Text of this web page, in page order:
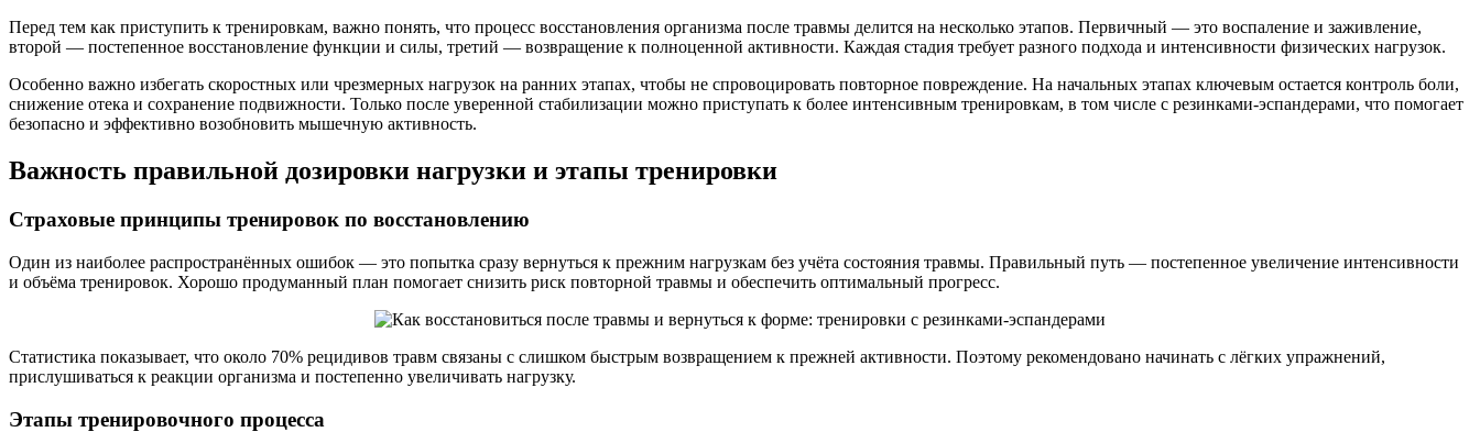
Перед тем как приступить к тренировкам, важно понять, что процесс восстановления организма после травмы делится на несколько этапов. Первичный — это воспаление и заживление,
второй — постепенное восстановление функции и силы, третий — возвращение к полноценной активности. Каждая стадия требует разного подхода и интенсивности физических нагрузок.
Особенно важно избегать скоростных или чрезмерных нагрузок на ранних этапах, чтобы не спровоцировать повторное повреждение. На начальных этапах ключевым остается контроль боли,
снижение отека и сохранение подвижности. Только после уверенной стабилизации можно приступать к более интенсивным тренировкам, в том числе с резинками-эспандерами, что помогает
безопасно и эффективно возобновить мышечную активность.
Важность правильной дозировки нагрузки и этапы тренировки
Страховые принципы тренировок по восстановлению
Один из наиболее распространённых ошибок — это попытка сразу вернуться к прежним нагрузкам без учёта состояния травмы. Правильный путь — постепенное увеличение интенсивности
и объёма тренировок. Хорошо продуманный план помогает снизить риск повторной травмы и обеспечить оптимальный прогресс.
Статистика показывает, что около 70% рецидивов травм связаны с слишком быстрым возвращением к прежней активности. Поэтому рекомендовано начинать с лёгких упражнений,
прислушиваться к реакции организма и постепенно увеличивать нагрузку.
Этапы тренировочного процесса